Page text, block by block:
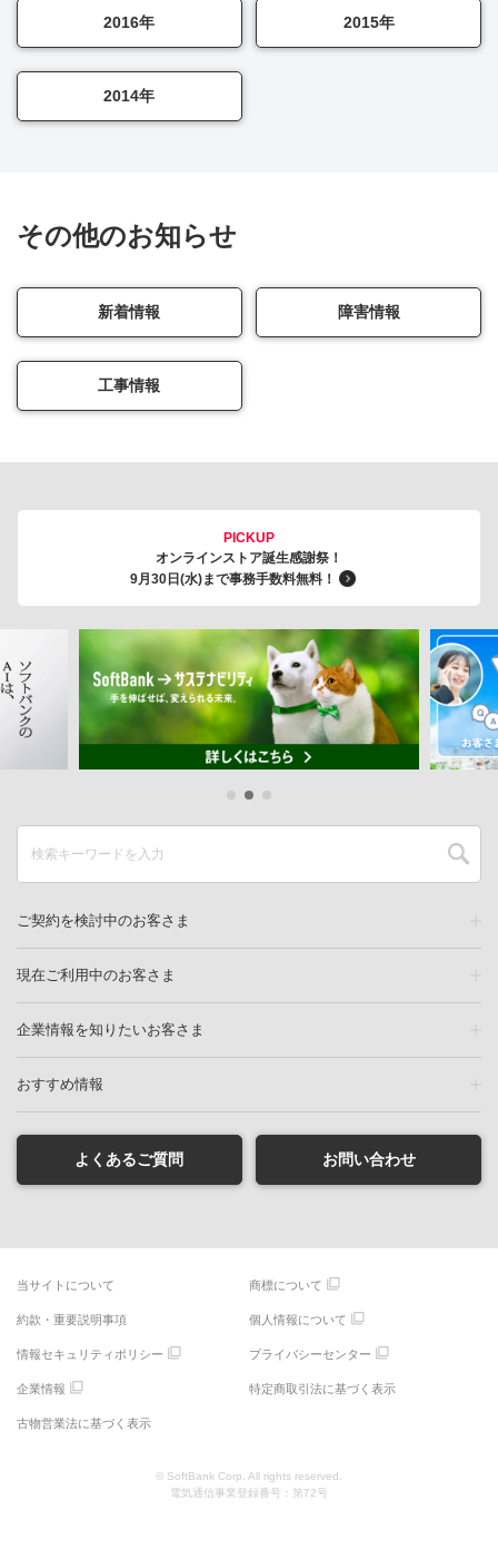
2016年 2015年
2014年
その他のお知らせ
新着情報 障害情報
工事情報
PICKUP
オンラインストア誕生感謝祭！
9月30日(水)まで事務手数料無料！
ご契約を検討中のお客さま
現在ご利用中のお客さま
企業情報を知りたいお客さま
おすすめ情報
よくあるご質問 お問い合わせ
当サイトについて 商標について
約款・重要説明事項 個人情報について
情報セキュリティポリシー プライバシーセンター
企業情報 特定商取引法に基づく表示
古物営業法に基づく表示
© SoftBank Corp. All rights reserved.
電気通信事業登録番号：第72号